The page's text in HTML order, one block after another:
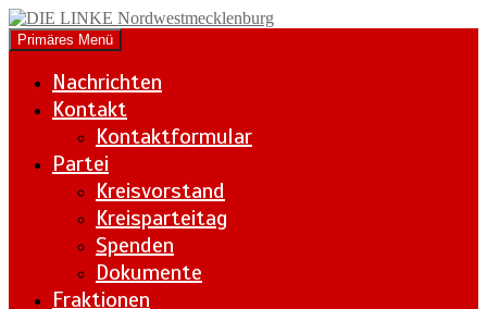
Zum
Inhalt
springen
DIE LINKE
Nordwestmecklenburg
Suchen
Primäres Menü
Nachrichten
Kontakt
Kontaktformular
Partei
Kreisvorstand
Kreisparteitag
Spenden
Dokumente
Fraktionen